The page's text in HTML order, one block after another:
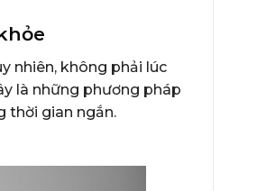
nhiên, không phải lúc
là những phương pháp
thời gian ngắn.